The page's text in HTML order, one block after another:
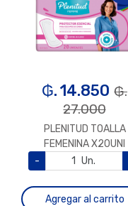
₲. 14.850 ₲.
27.000
PLENITUD TOALLA
FEMENINA X20UNI
-
Un.
Agregar al carrito